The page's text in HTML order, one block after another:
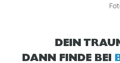
DEIN
DANN FINDE BEI